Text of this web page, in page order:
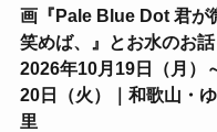
画『Pale Blue Dot 君が
笑めば、』とお水のお話
2026年10月19日（月）
20日（火）｜和歌山・
里